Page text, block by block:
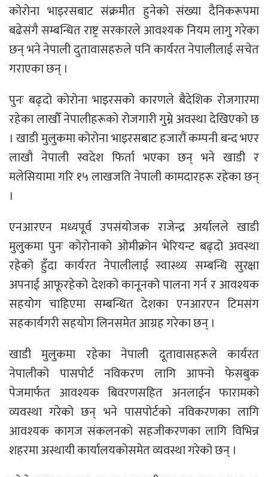
कोरोना भाइरसबाट संक्रमीत हुनेको संख्या दैनिकरूपमा
बढेसंगै सम्बन्धित राष्ट्र सरकारले आवश्यक नियम लागु गरेका
छन् भने नेपाली दुतावासहरुले पनि कार्यरत नेपालीलाई सचेत
गराएका छन् ।
पुनः बढ्दो कोरोना भाइरसको कारणले बैदेशिक रोजगारमा
रहेका लाखौँ नेपालीहरूको रोजगारी गुम्ने अवस्था देखिएको छ
। खाडी मुलुकमा कोरोना भाइरसबाट हजारौं कम्पनी बन्द भएर
लाखौ नेपाली स्वदेश फिर्ता भएका छन् भने खाडी र
मलेसियामा गरि १५ लाखजति नेपाली कामदारहरू रहेका छन्
।
एनआरएन मध्यपूर्व उपसंयोजक राजेन्द्र अर्यालले खाडी
मुलुकमा पुनः कोरोनाको ओमीक्रोन भेरियन्ट बढ्दो अवस्था
रहेको हुँदा कार्यरत नेपालीलाई स्वास्थ्य सम्बन्धि सुरक्षा
अपनाई आफूरहेको देशको कानूनको पालना गर्न र आवश्यक
सहयोग चाहिएमा सम्बन्धित देशका एनआरएन टिमसंग
सहकार्यगरी सहयोग लिनसमेत आग्रह गरेका छन् ।
खाडी मुलुकमा रहेका नेपाली दूतावासहरूले कार्यरत
नेपालीको पासपोर्ट नविकरण लागि आफ्नो फेसबुक
पेजमार्फत आवश्यक बिवरणसहित अनलाईन फारामको
व्यवस्था गरेको छन् भने पासपोर्टको नविकरणका लागि
आवश्यक कागज संकलनको सहजीकरणका लागि विभिन्न
शहरमा अस्थायी कार्यालयकोसमेत व्यवस्था गरेको छन् ।